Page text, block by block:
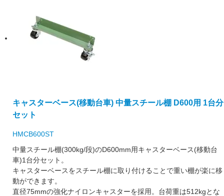
キャスターベース(移動台車) 中量スチール棚 D600用 1台分
セット
HMCB600ST
中量スチール棚(300kg/段)のD600mm用キャスターベース(移動台
車)1台分セット。
キャスターベースをスチール棚に取り付けることで重い棚が楽に移
動ができます。
直径75mmの強化ナイロンキャスターを採用。台荷重は512kgとな